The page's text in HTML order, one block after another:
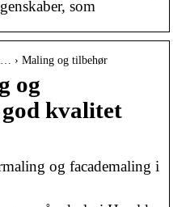
som
› Maling og tilbehør
og
kvalitet
og facademaling i